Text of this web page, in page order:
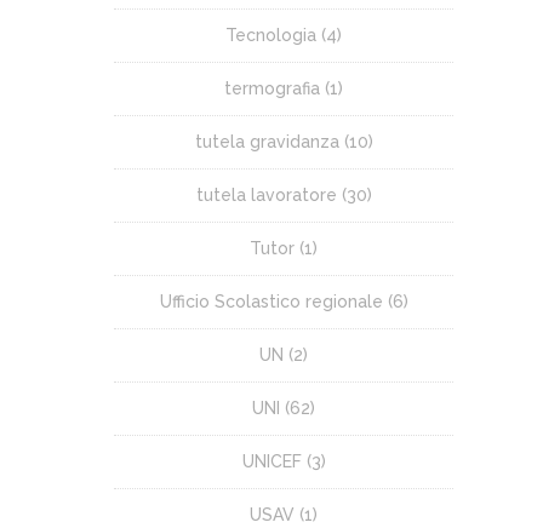
Tecnologia (4)
termografia (1)
tutela gravidanza (10)
tutela lavoratore (30)
Tutor (1)
Ufficio Scolastico regionale (6)
UN (2)
UNI (62)
UNICEF(3)
USAV (1)